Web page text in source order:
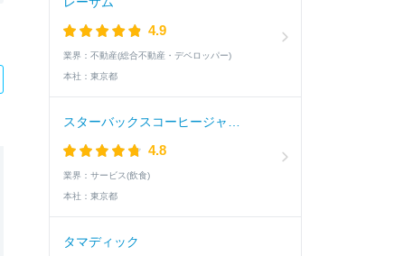
4.9
業界： 不動産(総合不動産・デベロッパー)
本社： 東京都
4.8
業界： サービス(飲食)
本社： 東京都
タマディック